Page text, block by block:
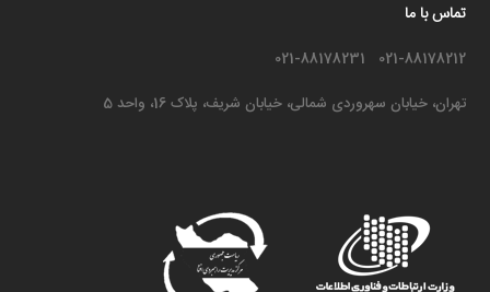
تماس با ما
021-88178212 021-88178231
تهران، خیابان سهروردی شمالی، خیابان شریف، پلاک 16، واحد 5